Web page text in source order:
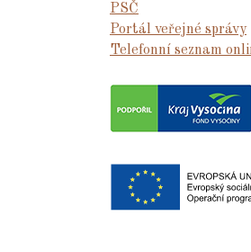
PSČ
Portál veřejné správy
Telefonní seznam